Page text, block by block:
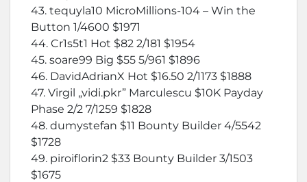
43. tequyla10 MicroMillions-104 – Win the
Button 1/4600 $1971
44. Cr1s5t1 Hot $82 2/181 $1954
45. soare99 Big $55 5/961 $1896
46. DavidAdrianX Hot $16.50 2/1173 $1888
47. Virgil „vidi.pkr” Marculescu $10K Payday
Phase 2/2 7/1259 $1828
48. dumystefan $11 Bounty Builder 4/5542
$1728
49. piroiflorin2 $33 Bounty Builder 3/1503
$1675